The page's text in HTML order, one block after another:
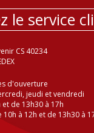
le service
CS 40234
d'ouverture
jeudi et vendredi
et de 13h30 à 17h
10h à 12h et de 13h30 à